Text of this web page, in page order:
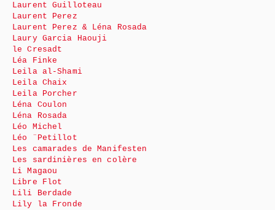
Laurent Guilloteau
Laurent Perez
Laurent Perez & Léna Rosada
Laury Garcia Haouji
le Cresadt
Léa Finke
Leila al-Shami
Leila Chaix
Leila Porcher
Léna Coulon
Léna Rosada
Léo Michel
Léo ¨Petillot
Les camarades de Manifesten
Les sardinières en colère
Li Magaou
Libre Flot
Lili Berdade
Lily la Fronde